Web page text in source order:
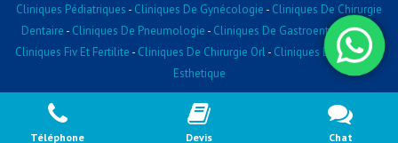
Cliniques Pédiatriques - Cliniques De Gynécologie - Cliniques De Chirurgie
Dentaire - Cliniques De Pneumologie - Cliniques De Gastroentérologie -
Cliniques Fiv Et Fertilite - Cliniques De Chirurgie Orl- Cliniques De Chirurgie
Esthetique
2026 © Clinique.tn
Téléphone Devis Chat